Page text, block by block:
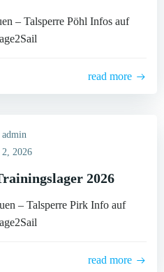
– Talsperre Pöhl Infos auf
read more
admin
2026
2026
– Talsperre Pirk Info auf
read more